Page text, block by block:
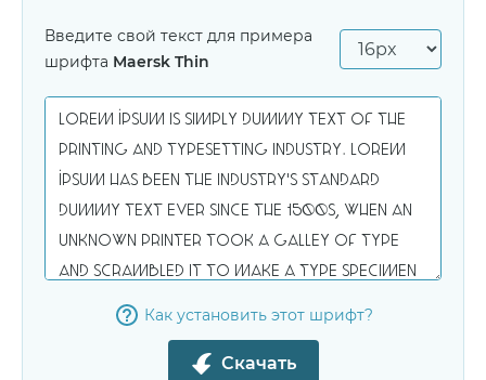
Введите свой текст для примера
шрифта Maersk Thin
Как установить этот шрифт?
Скачать